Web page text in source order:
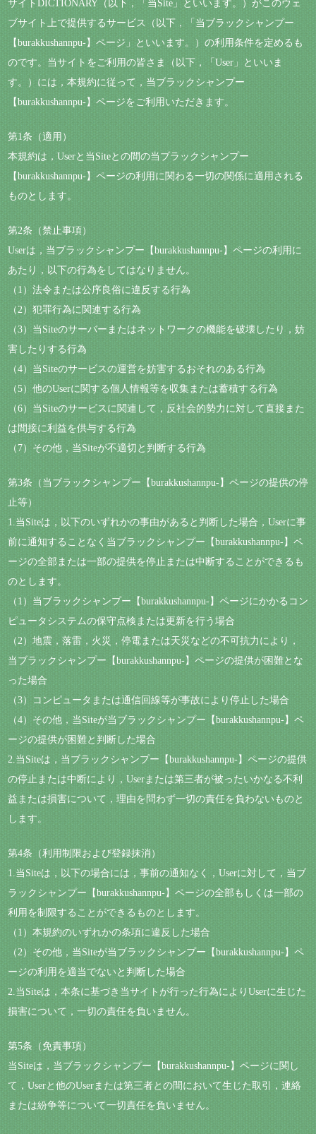
サイトDICTIONARY（以下，「当Site」といいます。）がこのウェ
ブサイト上で提供するサービス（以下，「当ブラックシャンプー
【burakkushannpu-】ページ」といいます。）の利用条件を定めるも
のです。当サイトをご利用の皆さま（以下，「User」といいま
す。）には，本規約に従って，当ブラックシャンプー
【burakkushannpu-】ページをご利用いただきます。
第1条（適用）
本規約は，Userと当Siteとの間の当ブラックシャンプー
【burakkushannpu-】ページの利用に関わる一切の関係に適用される
ものとします。
第2条（禁止事項）
Userは，当ブラックシャンプー【burakkushannpu-】ページの利用に
あたり，以下の行為をしてはなりません。
（1）法令または公序良俗に違反する行為
（2）犯罪行為に関連する行為
（3）当Siteのサーバーまたはネットワークの機能を破壊したり，妨
害したりする行為
（4）当Siteのサービスの運営を妨害するおそれのある行為
（5）他のUserに関する個人情報等を収集または蓄積する行為
（6）当Siteのサービスに関連して，反社会的勢力に対して直接また
は間接に利益を供与する行為
（7）その他，当Siteが不適切と判断する行為
第3条（当ブラックシャンプー【burakkushannpu-】ページの提供の停
止等）
1.当Siteは，以下のいずれかの事由があると判断した場合，Userに事
前に通知することなく当ブラックシャンプー【burakkushannpu-】ペ
ージの全部または一部の提供を停止または中断することができるも
のとします。
（1）当ブラックシャンプー【burakkushannpu-】ページにかかるコン
ピュータシステムの保守点検または更新を行う場合
（2）地震，落雷，火災，停電または天災などの不可抗力により，
当ブラックシャンプー【burakkushannpu-】ページの提供が困難とな
った場合
（3）コンピュータまたは通信回線等が事故により停止した場合
（4）その他，当Siteが当ブラックシャンプー【burakkushannpu-】ペ
ージの提供が困難と判断した場合
2.当Siteは，当ブラックシャンプー【burakkushannpu-】ページの提供
の停止または中断により，Userまたは第三者が被ったいかなる不利
益または損害について，理由を問わず一切の責任を負わないものと
します。
第4条（利用制限および登録抹消）
1.当Siteは，以下の場合には，事前の通知なく，Userに対して，当ブ
ラックシャンプー【burakkushannpu-】ページの全部もしくは一部の
利用を制限することができるものとします。
（1）本規約のいずれかの条項に違反した場合
（2）その他，当Siteが当ブラックシャンプー【burakkushannpu-】ペ
ージの利用を適当でないと判断した場合
2.当Siteは，本条に基づき当サイトが行った行為によりUserに生じた
損害について，一切の責任を負いません。
第5条（免責事項）
当Siteは，当ブラックシャンプー【burakkushannpu-】ページに関し
て，Userと他のUserまたは第三者との間において生じた取引，連絡
または紛争等について一切責任を負いません。